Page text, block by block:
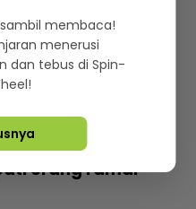
penyakit
kerana
orang ramai
membaca!
menerusi
dan tebus di Spin-